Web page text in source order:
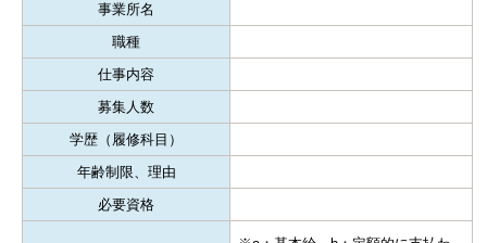
事業所名
職種
仕事内容
募集人数
学歴（履修科目）
年齢制限、理由
必要資格